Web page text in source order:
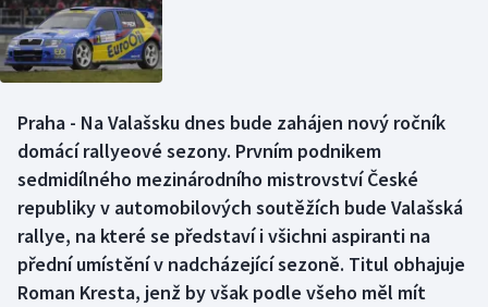
Biatlon
Boby a skeleton
Box
Curling
Dostihy
Florbal
Aplikace ČT sport
AZ kvíz
Praha - Na Valašsku dnes bude zahájen nový ročník
domácí rallyeové sezony. Prvním podnikem
sedmidílného mezinárodního mistrovství České
republiky v automobilových soutěžích bude Valašská
rallye, na které se představí i všichni aspiranti na
přední umístění v nadcházející sezoně. Titul obhajuje
Roman Kresta, jenž by však podle všeho měl mít